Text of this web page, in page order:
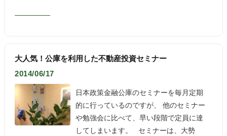
大人気！公庫を利用した不動産投資セミナー
2014/06/17
日本政策金融公庫のセミナーを毎月定期
的に行っているのですが、 他のセミナー
や勉強会に比べて、早い段階で定員に達
してしまいます。 セミナーは、大勢